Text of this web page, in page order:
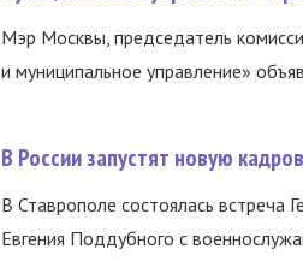
Мэр Москвы, председатель
и муниципальное управление»
В России запустят новую
В Ставрополе состоялась встреча
Евгения Поддубного с